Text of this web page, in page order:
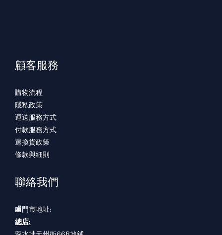
顧客服務
購物流程
隱私政策
運送服務方式
付款服務方式
退換貨政策
條款與細則
聯絡我們
🏬門市地址:
總店: